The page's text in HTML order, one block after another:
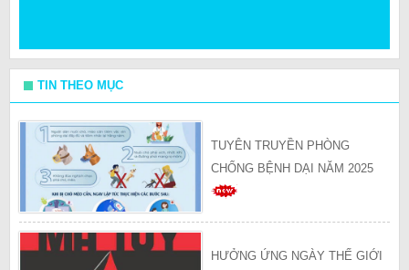
TIN THEO MỤC
TUYÊN TRUYỀN PHÒNG
CHỐNG BỆNH DẠI NĂM 2025
HƯỞNG ỨNG NGÀY THẾ GIỚI